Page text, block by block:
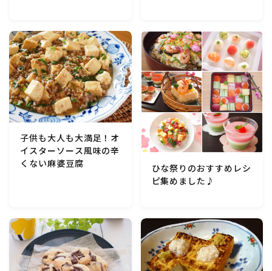
マクロビスイーツ・自然派おやつ
パン・パンケーキ・スコーン・食事パイ・ケークサレ・
粉もの
米/ご飯料理・もち料理
麺料理(パスタ・うどん・そうめん・春雨など)
ハム・ベーコン・ソーセー・・スパム・チーズ料理
豆腐・厚揚げ・油揚げ・納豆・豆類・豆製品料理
缶詰料理(ツナ・サバ・いわし・ホタテ貝柱・コーン
等)
子供も大人も大満足！オ
イスターソース風味の辛
くない麻婆豆腐
ひな祭りのおすすめレシ
ピ集めました♪